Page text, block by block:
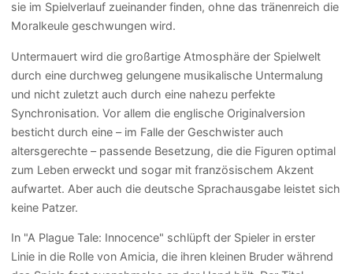
sie im Spielverlauf zueinander finden, ohne das tränenreich die
Moralkeule geschwungen wird.
Untermauert wird die großartige Atmosphäre der Spielwelt
durch eine durchweg gelungene musikalische Untermalung
und nicht zuletzt auch durch eine nahezu perfekte
Synchronisation. Vor allem die englische Originalversion
besticht durch eine – im Falle der Geschwister auch
altersgerechte – passende Besetzung, die die Figuren optimal
zum Leben erweckt und sogar mit französischem Akzent
aufwartet. Aber auch die deutsche Sprachausgabe leistet sich
keine Patzer.
In "A Plague Tale: Innocence" schlüpft der Spieler in erster
Linie in die Rolle von Amicia, die ihren kleinen Bruder während